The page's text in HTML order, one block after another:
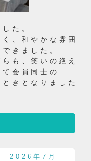
た。
、和やかな雰囲
きました。
も、笑いの絶え
会員同士の
きとなりました
2026年7月